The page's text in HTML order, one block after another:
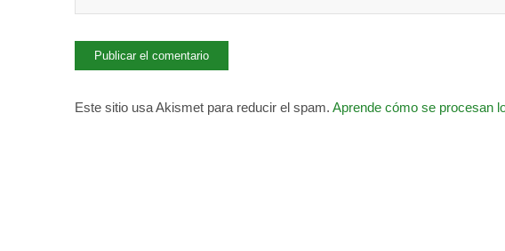
Este sitio usa Akismet para reducir el spam. Aprende cómo se procesan